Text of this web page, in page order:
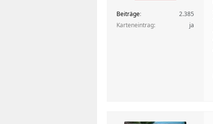
Beiträge
2.385
Karteneintrag
ja